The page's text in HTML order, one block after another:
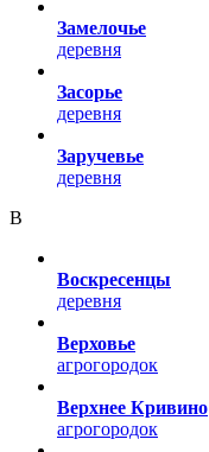
Замелочье
деревня
Засорье
деревня
Заручевье
деревня
В
Воскресенцы
деревня
Верховье
агрогородок
Верхнее Кривино
агрогородок